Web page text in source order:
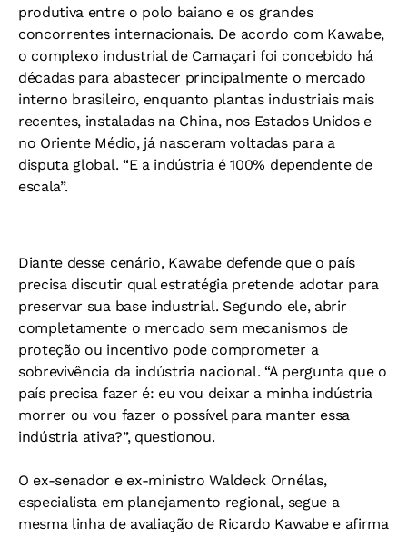
produtiva entre o polo baiano e os grandes
concorrentes internacionais. De acordo com Kawabe,
o complexo industrial de Camaçari foi concebido há
décadas para abastecer principalmente o mercado
interno brasileiro, enquanto plantas industriais mais
recentes, instaladas na China, nos Estados Unidos e
no Oriente Médio, já nasceram voltadas para a
disputa global. “E a indústria é 100% dependente de
escala”.
Diante desse cenário, Kawabe defende que o país
precisa discutir qual estratégia pretende adotar para
preservar sua base industrial. Segundo ele, abrir
completamente o mercado sem mecanismos de
proteção ou incentivo pode comprometer a
sobrevivência da indústria nacional. “A pergunta que o
país precisa fazer é: eu vou deixar a minha indústria
morrer ou vou fazer o possível para manter essa
indústria ativa?”, questionou.
O ex-senador e ex-ministro Waldeck Ornélas,
especialista em planejamento regional, segue a
mesma linha de avaliação de Ricardo Kawabe e afirma